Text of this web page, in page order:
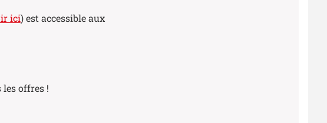
ici) est accessible aux
offres !